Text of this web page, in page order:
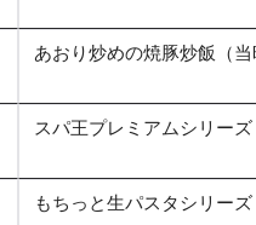
あおり炒めの焼豚炒飯（当
スパ王プレミアムシリーズ
もちっと生パスタシリーズ